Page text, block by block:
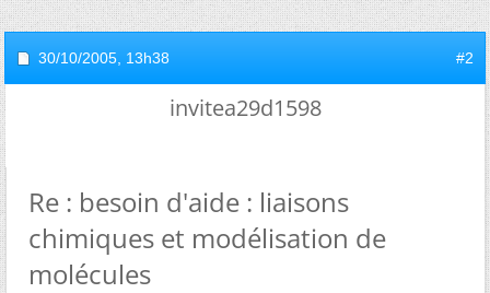
30/10/2005, 13h38 #2
invitea29d1598
Re : besoin d'aide : liaisons
chimiques et modélisation de
molécules